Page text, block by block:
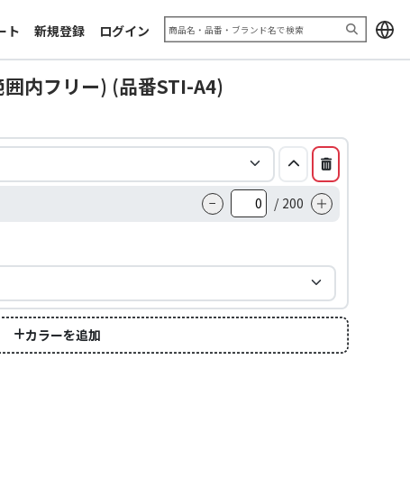
ト 新規登録 ログイン
利用規約 推奨ブラウザ
2025」
お問い合わせフォーム
内フリー) (品番STI-A4)
− / 200 ＋
カラーを追加